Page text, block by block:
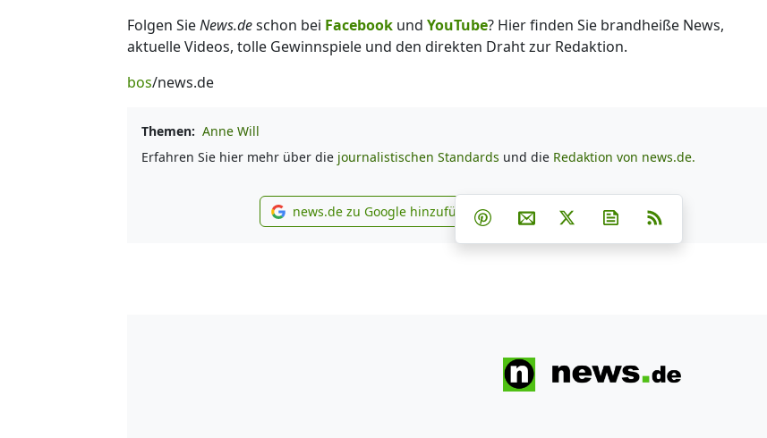
Folgen SieNews.deschon bei Facebook und YouTube? Hier finden Sie brandheiße News,
aktuelle Videos, tolle Gewinnspiele und den direkten Draht zur Redaktion.
bos/news.de
Themen: Anne Will
Erfahren Sie hier mehr über die journalistischen Standards und die Redaktion von news.de.
news.de zu Google hinzufügen
news.de zu Google hinzufügen Teilen auf Facebook
Teilen auf Whatsapp
Teilen auf Telegram
Teilen auf Pinterest
Per E-Mail teilen
Post auf XNewsletter abonnieren